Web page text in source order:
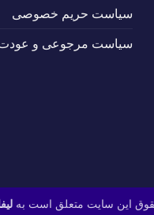
سیاست حریم خصوصی
سیاست مرجوعی و
این سایت متعلق است به